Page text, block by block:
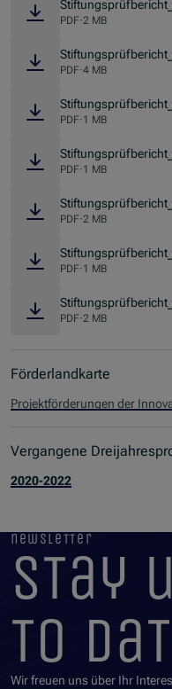
PDF·2 MB
PDF·4 MB
PDF·1 MB
PDF·1 MB
PDF·2 MB
PDF·1 MB
PDF·2 MB
Förderlandkarte
Projektförderungen der
Vergangene
2020-2022
newsletter
stay
to
Wir freuen uns über Ihr